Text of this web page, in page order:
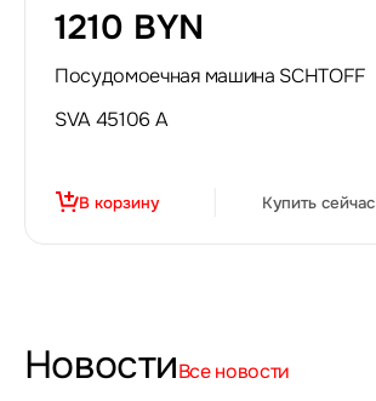
1210 BYN
Посудомоечная машина SCHTOFF
SVA 45106 A
В корзину Купить сейчас
НовостиВсе новости